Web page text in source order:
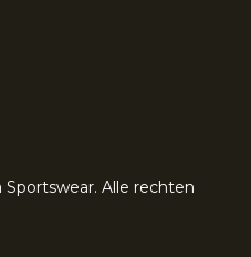
Sportswear. Alle rechten